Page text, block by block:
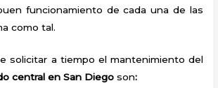
funcionamiento de cada una de las
como tal.
solicitar a tiempo el mantenimiento del
central en San Diegoson: